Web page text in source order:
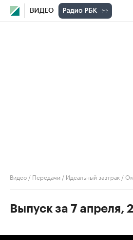
ВИДЕО
Видео / Передачи / Идеальный завтрак /
Выпуск за 7 апреля,